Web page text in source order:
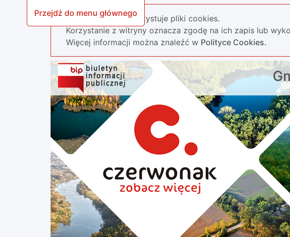
Przejdź do menu głównego
Nasza strona wykorzystuje pliki cookies.
Korzystanie z witryny oznacza zgodę na ich zapis lub
Więcej informacji można znaleźć w Polityce Cookies.